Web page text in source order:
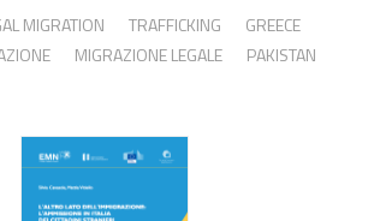
MIGRATION TRAFFICKING
GREECE
MIGRAZIONE LEGALE
PAKISTAN